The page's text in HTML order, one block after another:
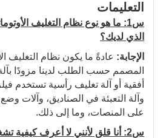
التعليمات
س1: ما هو نوع نظام التغليف
الذي لديك؟
الإجابة: عادةً ما يكون نظام التغليف
المصمم حسب الطلب لدينا مزودًا
أفقية أو آلة تغليف رأسية تستخدم
وآلة التعبئة في الصناديق، وآلات
على المنصات، وما إلى ذلك.
س2: أنا قلق لأنني لا أعرف كيفية تشغيل آلتك